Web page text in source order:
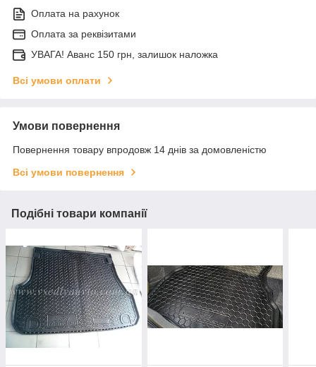
Оплата на рахунок
Оплата за реквізитами
УВАГА! Аванс 150 грн, залишок наложка
Всі умови оплати
Умови повернення
Повернення товару впродовж 14 днів за домовленістю
Всі умови повернення
Подібні товари компанії